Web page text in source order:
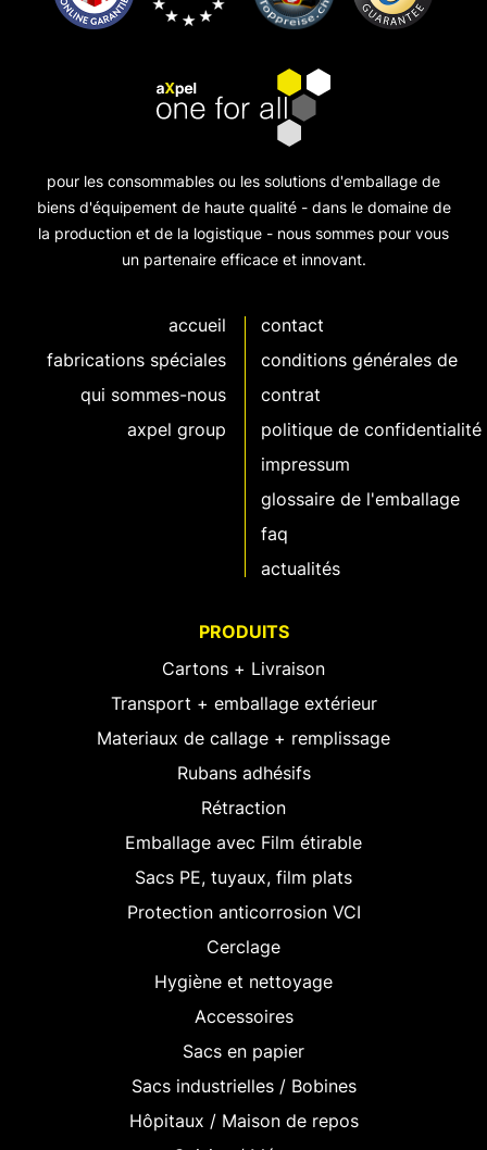
pour les consommables ou les solutions d'emballage de
biens d'équipement de haute qualité - dans le domaine de
la production et de la logistique - nous sommes pour vous
un partenaire efficace et innovant.
accueil
fabrications spéciales
qui sommes-nous
axpel group
contact
conditions générales de
contrat
politique de confidentialité
impressum
glossaire de l'emballage
faq
actualités
PRODUITS
Cartons + Livraison
Transport + emballage extérieur
Materiaux de callage + remplissage
Rubans adhésifs
Rétraction
Emballage avec Film étirable
Sacs PE, tuyaux, film plats
Protection anticorrosion VCI
Cerclage
Hygiène et nettoyage
Accessoires
Sacs en papier
Sacs industrielles / Bobines
Hôpitaux / Maison de repos